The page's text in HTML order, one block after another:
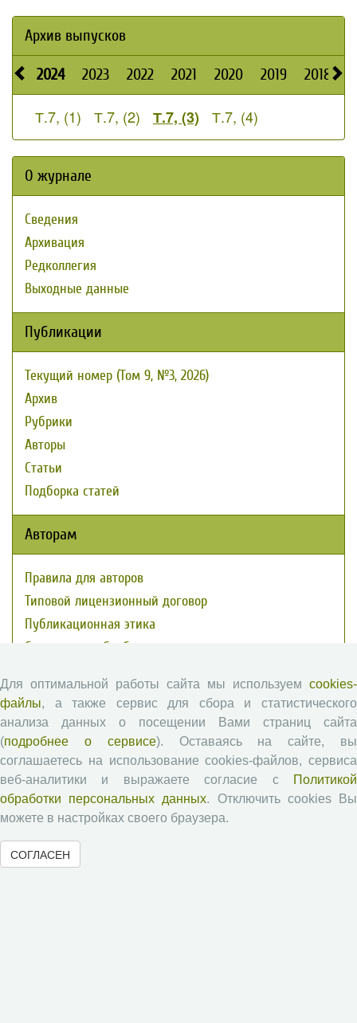
Архив выпусков
2024 2023 2022 2021 2020 2019 2018
Т.7, (1) Т.7, (2) Т.7, (3) Т.7, (4)
О журнале
Сведения
Архивация
Редколлегия
Выходные данные
Публикации
Текущий номер (Том 9, №3, 2026)
Архив
Рубрики
Авторы
Статьи
Подборка статей
Авторам
Правила для авторов
Типовой лицензионный договор
Публикационная этика
Согласие на обработку персональных данных
Рецензентам
Памятка рецензенту
Положение о рецензировании
Форма рецензии
Журналы ВолНЦ РАН
Для оптимальной работы сайта мы используем cookies-
файлы, а также сервис для сбора и статистического
анализа данных о посещении Вами страниц сайта
(подробнее о сервисе). Оставаясь на сайте, вы
соглашаетесь на использование cookies-файлов, сервиса
веб-аналитики и выражаете согласие с
Политикой
обработки персональных данных. Отключить cookies Вы
можете в настройках своего браузера.
СОГЛАСЕН